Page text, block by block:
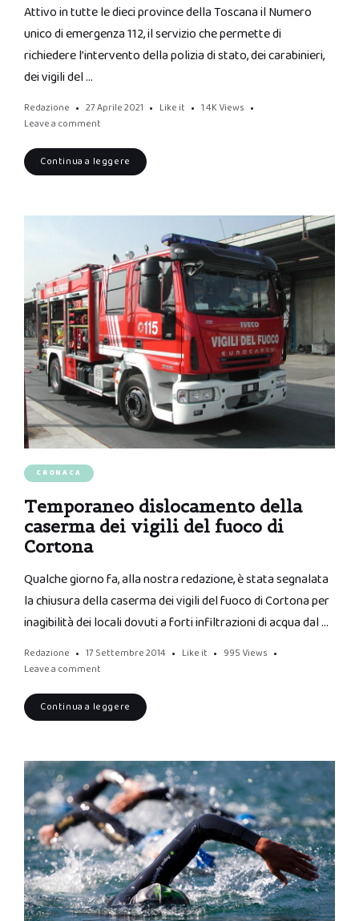
Attivo in tutte le dieci province della Toscana il Numero
unico di emergenza 112, il servizio che permette di
richiedere l’intervento della polizia di stato, dei carabinieri,
dei vigili del …
Redazione 27 Aprile 2021 Like it 1.4K Views
Leave a comment
Continua a leggere
CRONACA
Temporaneo dislocamento della
caserma dei vigili del fuoco di
Cortona
Qualche giorno fa, alla nostra redazione, è stata segnalata
la chiusura della caserma dei vigili del fuoco di Cortona per
inagibilità dei locali dovuti a forti infiltrazioni di acqua dal …
Redazione 17 Settembre 2014 Like it 995 Views
Leave a comment
Continua a leggere